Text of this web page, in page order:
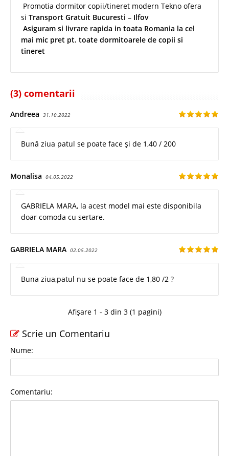
Promotia dormitor copii/tineret modern Tekno ofera
si Transport Gratuit Bucuresti – Ilfov
Asiguram si livrare rapida in toata Romania la cel
mai mic pret pt. toate dormitoarele de copii si
tineret
(3) comentarii
Andreea 31.10.2022
Bună ziua patul se poate face și de 1,40 / 200
Monalisa 04.05.2022
GABRIELA MARA, la acest model mai este disponibila
doar comoda cu sertare.
GABRIELA MARA 02.05.2022
Buna ziua,patul nu se poate face de 1,80 /2 ?
Afișare 1 - 3 din 3 (1 pagini)
Scrie un Comentariu
Nume:
Comentariu: